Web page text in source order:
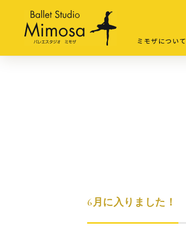
ミモザについて
6月に入りました！